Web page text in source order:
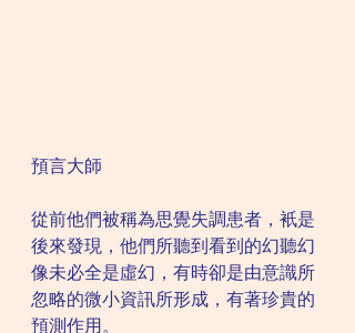
預言大師
從前他們被稱為思覺失調患者，衹是
後來發現，他們所聽到看到的幻聽幻
像未必全是虛幻，有時卻是由意識所
忽略的微小資訊所形成，有著珍貴的
預測作用。